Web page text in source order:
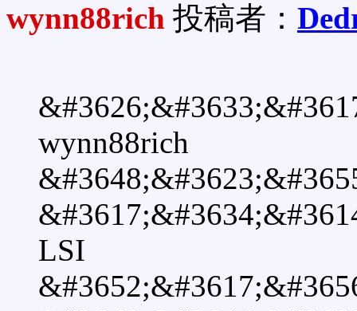
wynn88rich 投稿者：
wynn88rich
LSI